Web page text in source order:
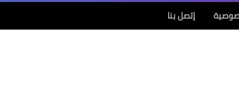
إتصل بنا